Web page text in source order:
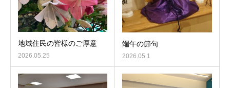
地域住民の皆様のご厚意
2026.05.25
端午の節句
2026.05.1